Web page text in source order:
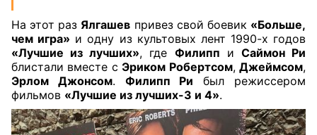
На этот раз Ялгашев привез свой боевик «Больше,
чем игра» и одну из культовых лент 1990-х годов
«Лучшие из лучших», где Филипп и Саймон Ри
блистали вместе с Эриком Робертсом,Джеймсом,
Эрлом Джонсом. Филипп Ри был режиссером
фильмов «Лучшие из лучших-3 и 4».